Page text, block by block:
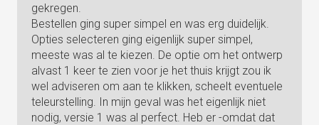
gekregen.
Bestellen ging super simpel en was erg duidelijk.
Opties selecteren ging eigenlijk super simpel,
meeste was al te kiezen. De optie om het ontwerp
alvast 1 keer te zien voor je het thuis krijgt zou ik
wel adviseren om aan te klikken, scheelt eventuele
teleurstelling. In mijn geval was het eigenlijk niet
nodig, versie 1 was al perfect. Heb er -omdat dat